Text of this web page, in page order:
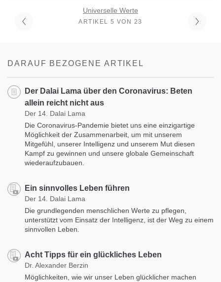
Universelle Werte
ARTIKEL 5 VON 23
DARAUF BEZOGENE ARTIKEL
Der Dalai Lama über den Coronavirus: Beten
allein reicht nicht aus
Der 14. Dalai Lama
Die Coronavirus-Pandemie bietet uns eine einzigartige
Möglichkeit der Zusammenarbeit, um mit unserem
Mitgefühl, unserer Intelligenz und unserem Mut diesen
Kampf zu gewinnen und unsere globale Gemeinschaft
wiederaufzubauen.
Ein sinnvolles Leben führen
Der 14. Dalai Lama
Die grundlegenden menschlichen Werte zu pflegen,
unterstützt vom Einsatz der Intelligenz, ist der Weg zu einem
sinnvollen Leben.
Acht Tipps für ein glückliches Leben
Dr. Alexander Berzin
Möglichkeiten, wie wir unser Leben glücklicher machen